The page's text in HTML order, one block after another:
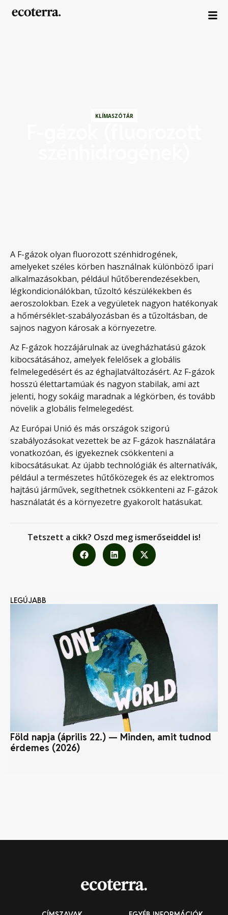
KLÍMASZÓTÁR
A F-gázok olyan fluorozott szénhidrogének,
amelyeket széles körben használnak különböző ipari
alkalmazásokban, például hűtőberendezésekben,
légkondicionálókban, tűzoltó készülékekben és
aeroszolokban. Ezek a vegyületek nagyon hatékonyak
a hőmérséklet-szabályozásban és a tűzoltásban, de
sajnos nagyon károsak a környezetre.
Az F-gázok hozzájárulnak az üvegházhatású gázok
kibocsátásához, amelyek felelősek a globális
felmelegedésért és az éghajlatváltozásért. Az F-gázok
hosszú élettartamúak és nagyon stabilak, ami azt
jelenti, hogy sokáig maradnak a légkörben, és tovább
növelik a globális felmelegedést.
Az Európai Unió és más országok szigorú
szabályozásokat vezettek be az F-gázok használatára
vonatkozóan, és igyekeznek csökkenteni a
kibocsátásukat. Az újabb technológiák és alternatívák,
például a természetes hűtőközegek és az elektromos
hajtású járművek, segíthetnek csökkenteni az F-gázok
használatát és a környezetre gyakorolt ​​hatásukat.
Tetszett a cikk? Oszd meg ismerőseiddel is!
LEGÚJABB
Föld napja (április 22.) — Minden, amit tudnod
érdemes (2026)